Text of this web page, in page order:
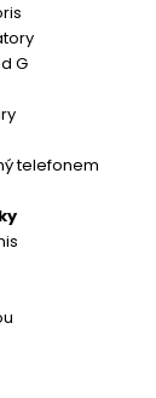
G
telefonem